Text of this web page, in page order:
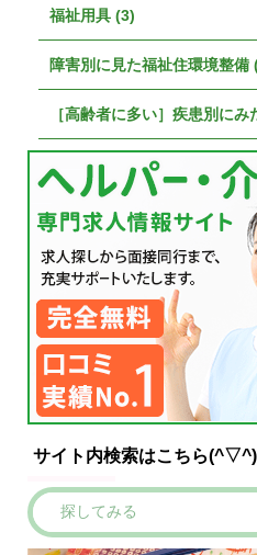
福祉用具 (3)
障害別に見た福祉住環境整備
［高齢者に多い］疾患別に
サイト内検索はこちら